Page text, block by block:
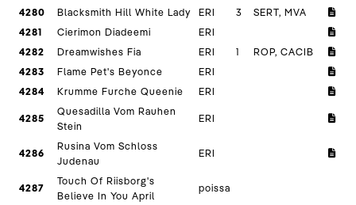
4280 Blacksmith Hill White Lady ERI 3
SERT, MVA
4281
Cierimon Diadeemi
ERI
4282
Dreamwishes Fia ERI 1
ROP, CACIB
4283
Flame Pet's Beyonce
ERI
4284
Krumme Furche Queenie ERI
4285
Quesadilla Vom Rauhen
Stein
ERI
4286
Rusina Vom Schloss
Judenau
ERI
4287
Touch Of Riisborg's
Believe In You April
poissa